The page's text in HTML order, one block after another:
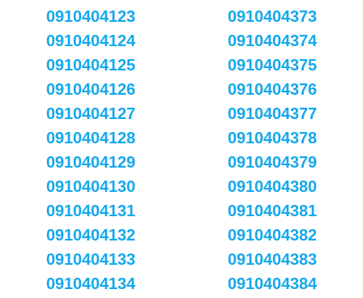
0910404123
0910404124
0910404125
0910404126
0910404127
0910404128
0910404129
0910404130
0910404131
0910404132
0910404133
0910404134
0910404373
0910404374
0910404375
0910404376
0910404377
0910404378
0910404379
0910404380
0910404381
0910404382
0910404383
0910404384